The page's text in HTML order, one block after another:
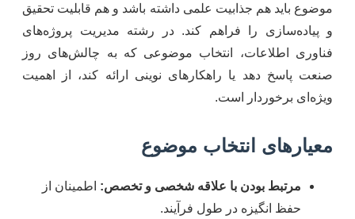
موضوع باید هم جذابیت علمی داشته باشد و هم قابلیت تحقیق
و پیاده‌سازی را فراهم کند. در رشته مدیریت پروژه‌های
فناوری اطلاعات، انتخاب موضوعی که به چالش‌های روز
صنعت پاسخ دهد یا راهکارهای نوینی ارائه کند، از اهمیت
ویژه‌ای برخوردار است.
معیارهای انتخاب موضوع
مرتبط بودن با علاقه شخصی و تخصص: اطمینان از
حفظ انگیزه در طول فرآیند.